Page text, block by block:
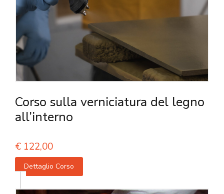
Corso sulla verniciatura del legno
all’interno
€ 122,00
Dettaglio Corso